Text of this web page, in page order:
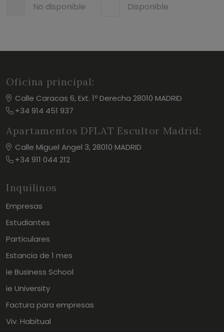
No disponible Disponible
Oficina principal:
Calle Caracas 6, Ext. 1º Derecha 28010 MADRID
+34 914 451 937
Apartamentos DFLAT Escultor Madrid:
Calle Miguel Angel 3, 28010 MADRID
+34 911 044 212
Inquilinos
Empresas
Estudiantes
Particulares
Estancia de 1 mes
ie Business School
ie University
Factura para empresas
Viv. Habitual